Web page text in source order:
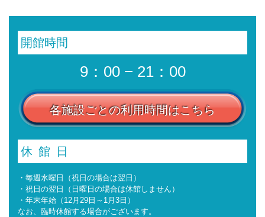
開館時間
9：00 − 21：00
各施設ごとの利用時間はこちら
休館日
・毎週水曜日（祝日の場合は翌日）
・祝日の翌日（日曜日の場合は休館しません）
・年末年始（12月29日～1月3日）
なお、臨時休館する場合がございます。